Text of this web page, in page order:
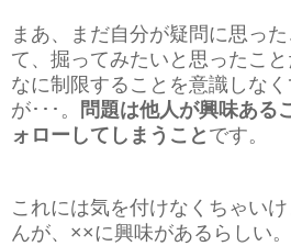
まあ、まだ自分が疑問に思っ
て、掘ってみたいと思ったこ
なに制限することを意識しな
が･･･。
問題は他人が興味ある
ォローしてしまうこと です。
これには気を付けなくちゃい
んが、××に興味があるらしい